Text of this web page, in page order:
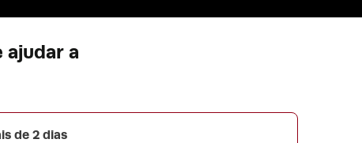
ajudar a
de 2 dias